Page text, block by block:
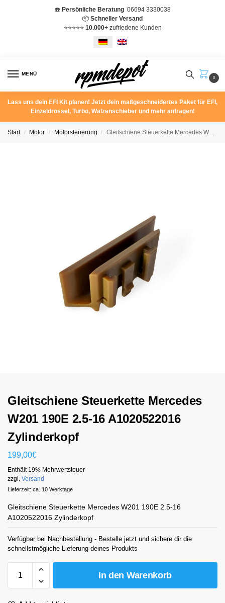
☎️ Persönliche Beratung06694 3330038
📦 Schneller Versand
⭐️⭐️⭐️⭐️⭐️ 10.000+zufriedene Kunden
MENÜ
0
Lass uns dein EFI Kit planen! Jetzt dein maßgeschneidertes Paket für EFI,
Einzeldrossel, Turbo, Walzenschieber und mehr anfragen!
Start / Motor / Motorsteuerung / Gleitschiene Steuerkette Mercedes W201 190E 2.5-16 A1020522016 Zylinderkopf
Gleitschiene Steuerkette Mercedes
W201 190E 2.5-16 A1020522016
Zylinderkopf
199,00€
Enthält 19% Mehrwertsteuer
zzgl. Versand
Lieferzeit: ca. 10 Werktage
Gleitschiene Steuerkette Mercedes W201 190E 2.5-16
A1020522016 Zylinderkopf
Verfügbar bei Nachbestellung - Bestelle jetzt und sichere dir die
schnellstmögliche Lieferung deines Produkts
In den Warenkorb